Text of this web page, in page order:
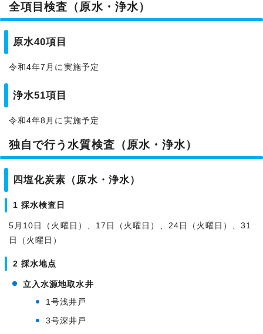
全項目検査（原水・浄水）
原水40項目
令和4年7月に実施予定
浄水51項目
令和4年8月に実施予定
独自で行う水質検査（原水・浄水）
四塩化炭素（原水・浄水）
1 採水検査日
5月10日（火曜日）、17日（火曜日）、24日（火曜日）、31
日（火曜日）
2 採水地点
立入水源地取水井
1号浅井戸
3号深井戸